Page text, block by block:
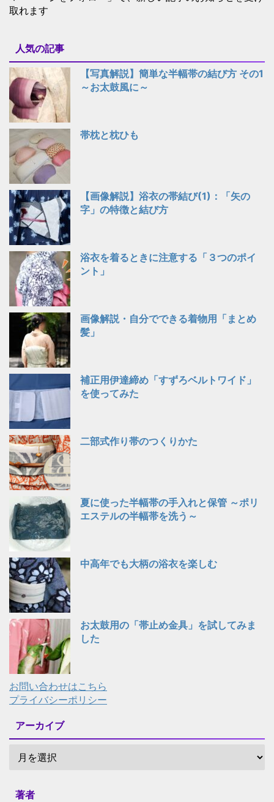
取れます
人気の記事
【写真解説】簡単な半幅帯の結び方 その1
～お太鼓風に～
帯枕と枕ひも
【画像解説】浴衣の帯結び(1)：「矢の
字」の特徴と結び方
浴衣を着るときに注意する「３つのポイ
ント」
画像解説・自分でできる着物用「まとめ
髪」
補正用伊達締め「すずろベルトワイド」
を使ってみた
二部式作り帯のつくりかた
夏に使った半幅帯の手入れと保管 ～ポリ
エステルの半幅帯を洗う～
中高年でも大柄の浴衣を楽しむ
お太鼓用の「帯止め金具」を試してみま
した
お問い合わせはこちら
プライバシーポリシー
アーカイブ
著者